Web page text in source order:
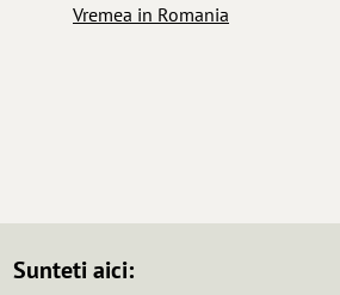
Vremea in Romania
Sunteti aici: